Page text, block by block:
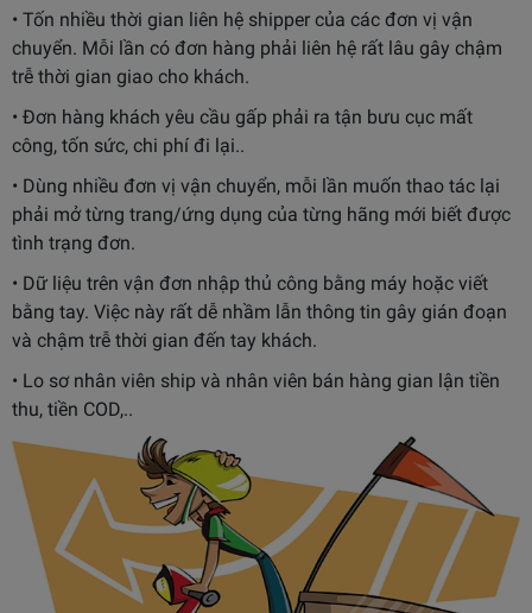
• Tốn nhiều thời gian liên hệ shipper của các đơn vị vận
chuyển. Mỗi lần có đơn hàng phải liên hệ rất lâu gây chậm
trễ thời gian giao cho khách.
• Đơn hàng khách yêu cầu gấp phải ra tận bưu cục mất
công, tốn sức, chi phí đi lại..
• Dùng nhiều đơn vị vận chuyển, mỗi lần muốn thao tác lại
phải mở từng trang/ứng dụng của từng hãng mới biết được
tình trạng đơn.
• Dữ liệu trên vận đơn nhập thủ công bằng máy hoặc viết
bằng tay. Việc này rất dễ nhầm lẫn thông tin gây gián đoạn
và chậm trễ thời gian đến tay khách.
• Lo sơ nhân viên ship và nhân viên bán hàng gian lận tiền
thu, tiền COD,..